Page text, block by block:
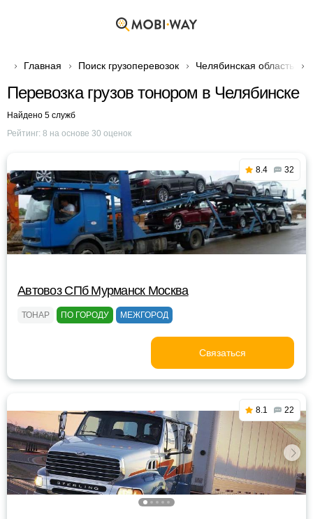
Главная Поиск грузоперевозок Челябинская область
Перевозка грузов тонором в Челябинске
Найдено 5 служб
Рейтинг: 8 на основе 30 оценок
8.4 32
Автовоз СПб Мурманск Москва
ТОНАР ПО ГОРОДУ МЕЖГОРОД
Связаться
8.1 22